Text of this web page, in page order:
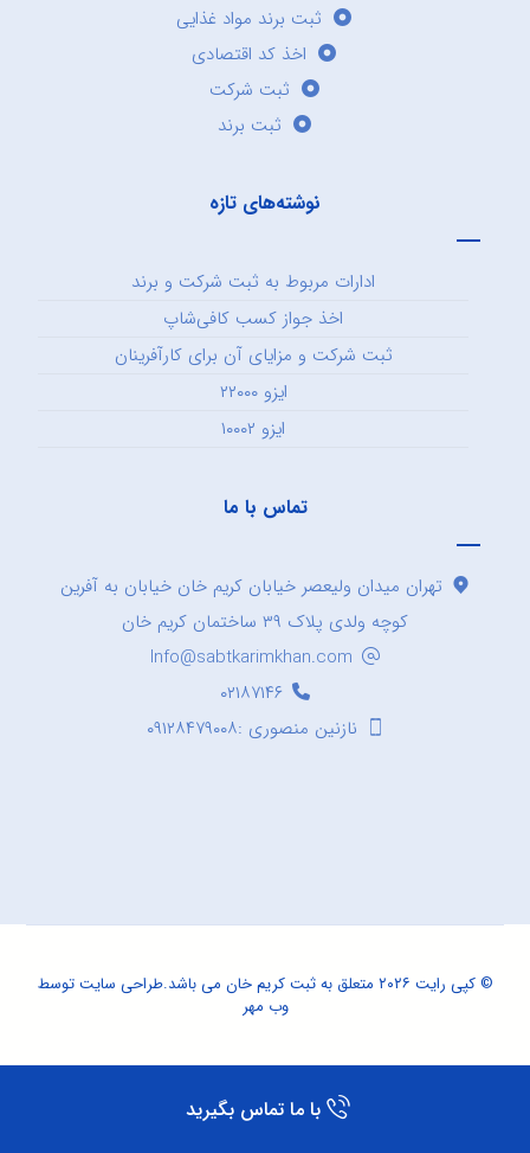
ثبت برند مواد غذایی
اخذ کد اقتصادی
ثبت شرکت
ثبت برند
نوشته‌های تازه
ادارات مربوط به ثبت شرکت و برند
اخذ جواز کسب کافی‌شاپ
ثبت شرکت و مزایای آن برای کارآفرینان
ایزو ۲۲۰۰۰
ایزو ۱۰۰۰۲
تماس با ما
تهران میدان ولیعصر خیابان کریم خان خیابان به آفرین
کوچه ولدی پلاک ۳۹ ساختمان کریم خان
Info@sabtkarimkhan.com
۰۲۱۸۷۱۴۶
نازنین منصوری :۰۹۱۲۸۴۷۹۰۰۸
© کپی رایت ۲۰۲۶ متعلق به ثبت کریم خان می باشد. طراحی سایتتوسط
وب مهر
با ما تماس بگیرید